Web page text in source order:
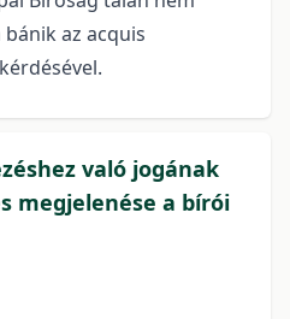
az acquis
való jogának
megjelenése a bírói